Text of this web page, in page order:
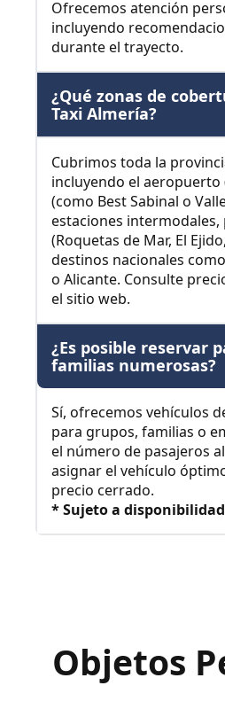
Ofrecemos atención
incluyendo
durante el trayecto.
¿Qué zonas de
Taxi Almería?
Cubrimos toda la
incluyendo el aeropuerto
(como Best Sabinal o
estaciones intermodales,
(Roquetas de Mar, El
destinos nacionales
o Alicante. Consulte
el sitio web.
¿Es posible reservar
familias numerosas?
Sí, ofrecemos vehículos
para grupos, familias o
el número de pasajeros
asignar el vehículo
precio cerrado.
* Sujeto a
Objetos